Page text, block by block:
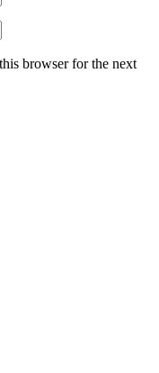
browser for the next